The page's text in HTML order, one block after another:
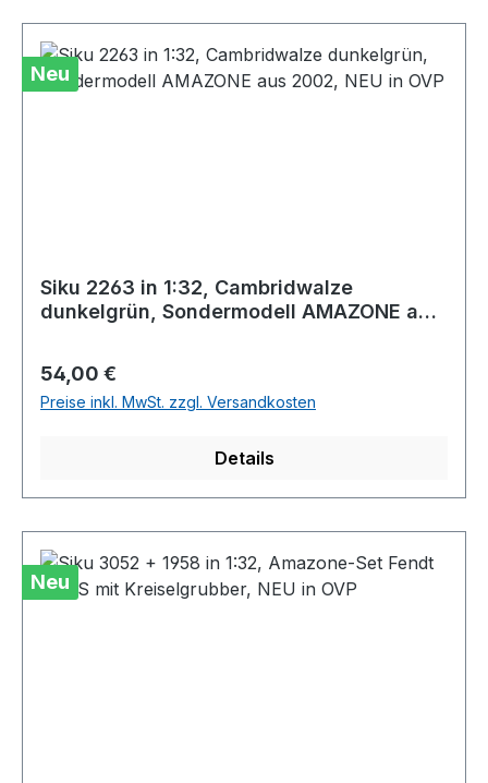
Neu
Siku 2263 in 1:32, Cambridwalze
dunkelgrün, Sondermodell AMAZONE aus
Regulärer Preis:
54,00 €
Preise inkl. MwSt. zzgl. Versandkosten
Details
Neu